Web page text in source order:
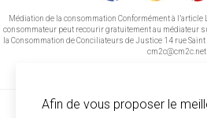
Médiation de la consommation Conformément à
consommateur peut recourir gratuitement au médiateur
la Consommation de Conciliateurs de Justice 14 rue
cm2c@cm2c.net
Afin de vous proposer le